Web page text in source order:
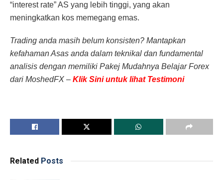
“interest rate” AS yang lebih tinggi, yang akan
meningkatkan kos memegang emas.
Trading anda masih belum konsisten? Mantapkan
kefahaman Asas anda dalam teknikal dan fundamental
analisis dengan memiliki Pakej Mudahnya Belajar Forex
dari MoshedFX – Klik Sini untuk lihat Testimoni
Related Posts